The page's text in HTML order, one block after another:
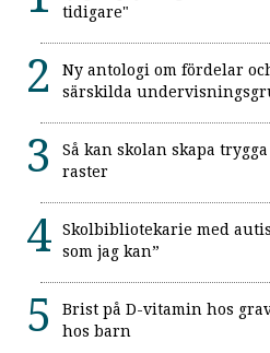
tidigare"
Ny antologi om fördelar
särskilda
Så kan skolan skapa
raster
Skolbibliotekarie med
som jag kan”
Brist på D-vitamin hos
hos barn